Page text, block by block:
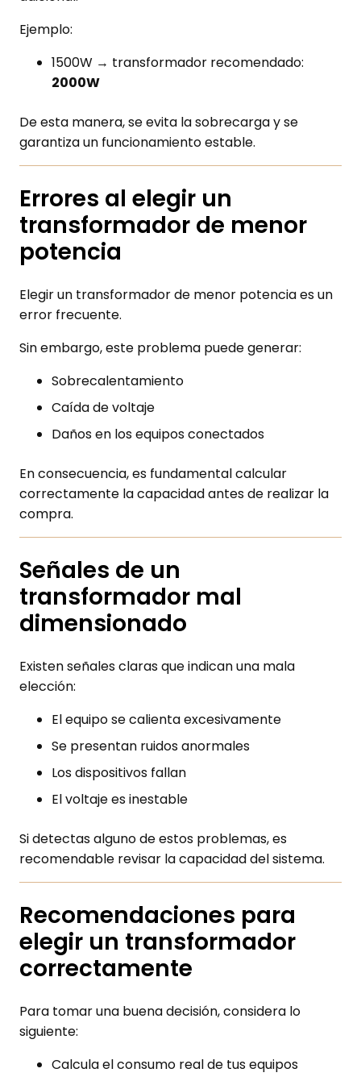
Ejemplo:
1500W → transformador recomendado:
2000W
De esta manera, se evita la sobrecarga y se
garantiza un funcionamiento estable.
Errores al elegir un
transformador de menor
potencia
Elegir un transformador de menor potencia es un
error frecuente.
Sin embargo, este problema puede generar:
Sobrecalentamiento
Caída de voltaje
Daños en los equipos conectados
En consecuencia, es fundamental calcular
correctamente la capacidad antes de realizar la
compra.
Señales de un
transformador mal
dimensionado
Existen señales claras que indican una mala
elección:
El equipo se calienta excesivamente
Se presentan ruidos anormales
Los dispositivos fallan
El voltaje es inestable
Si detectas alguno de estos problemas, es
recomendable revisar la capacidad del sistema.
Recomendaciones para
elegir un transformador
correctamente
Para tomar una buena decisión, considera lo
siguiente:
Calcula el consumo real de tus equipos